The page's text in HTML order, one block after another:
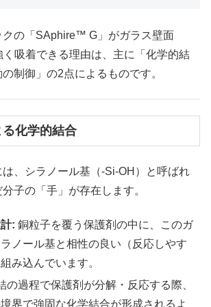
の「SAphire™ G」がガラス壁面
く吸着できる理由は、主に「化学的結
の制御」の2点によるものです。
化学的結合
、シラノール基（-Si-OH）と呼ばれ
子の「手」が存在します。
: 銅粒子を覆う保護剤の中に、このガ
ノール基と相性の良い（反応しやす
み込んでいます。
の過程で保護剤が分解・反応する際、
界で強固な化学結合が形成されるよ